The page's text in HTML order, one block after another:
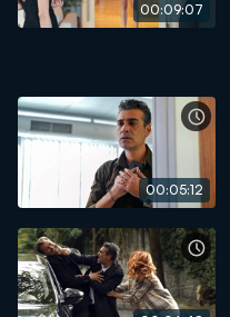
00:09:07
00:05:12